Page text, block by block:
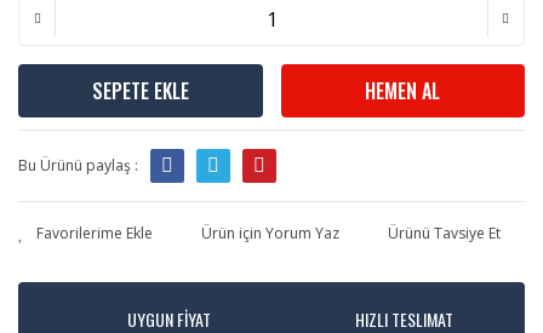
SEPETE EKLE HEMEN AL
Bu Ürünü paylaş :
Ürün için Yorum Yaz Ürünü Tavsiye Et
UYGUN FİYAT HIZLI TESLIMAT